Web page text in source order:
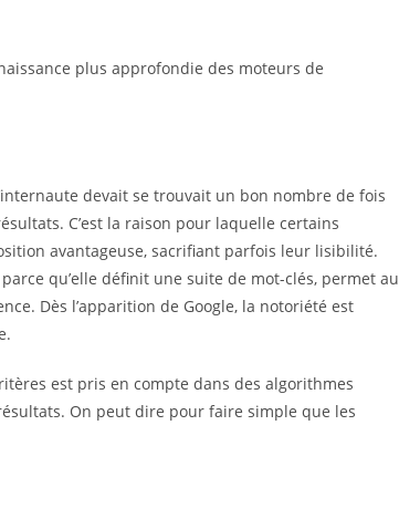
plus approfondie des moteurs de
devait se trouvait un bon nombre de fois
C’est la raison pour laquelle certains
avantageuse, sacrifiant parfois leur lisibilité.
qu’elle définit une suite de mot-clés, permet au
Dès l’apparition de Google, la notoriété est
est pris en compte dans des algorithmes
On peut dire pour faire simple que les